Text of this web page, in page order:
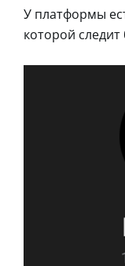
У платформы
которой следит